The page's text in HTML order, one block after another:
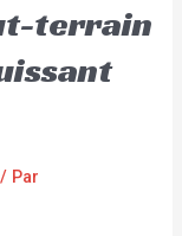
terrain
/ Par